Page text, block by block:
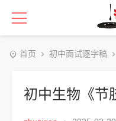
首页 初中面试逐字稿
初中生物《节